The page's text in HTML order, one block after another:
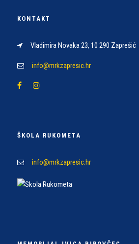
KONTAKT
Vladimira Novaka 23, 10 290 Zaprešić
info@mrkzapresic.hr
ŠKOLA RUKOMETA
info@mrkzapresic.hr